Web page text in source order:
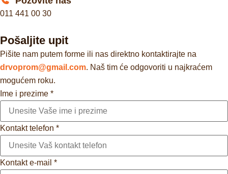
011 441 00 30
Pošaljite upit
Pišite nam putem forme ili nas direktno kontaktirajte na
drvoprom@gmail.com. Naš tim će odgovoriti u najkraćem
mogućem roku.
Ime i prezime *
Kontakt telefon *
Kontakt e-mail *